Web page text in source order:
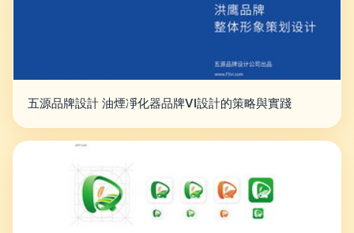
五源品牌設計 油煙凈化器品牌VI設計的策略與實踐